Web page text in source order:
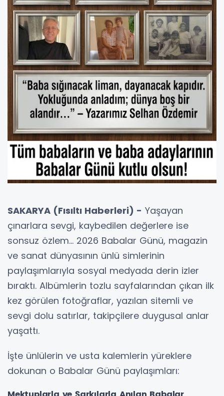
SAKARYA (Fısıltı Haberleri) - Yaşayan
çınarlara sevgi, kaybedilen değerlere ise
sonsuz özlem... 2026 Babalar Günü, magazin
ve sanat dünyasının ünlü simlerinin
paylaşımlarıyla sosyal medyada derin izler
bıraktı. Albümlerin tozlu sayfalarından çıkan ilk
kez görülen fotoğraflar, yazılan sitemli ve
sevgi dolu satırlar, takipçilere duygusal anlar
yaşattı.
İşte ünlülerin ve usta kalemlerin yüreklere
dokunan o Babalar Günü paylaşımları: